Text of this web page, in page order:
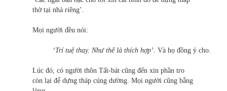
thờ tại nhà riêng’.
Mọi người đều nói:
‘Trí tuệ thay. Như thế là thích hợp’. Và họ đồng ý cho.
Lúc đó, có người thôn Tất-bát cũng đến xin phần tro
còn lại để dựng tháp cúng dường. Mọi người cũng bằng